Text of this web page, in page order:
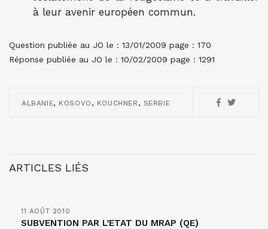
à leur avenir européen commun.
Question publiée au JO le : 13/01/2009 page : 170
Réponse publiée au JO le : 10/02/2009 page : 1291
ALBANIE, KOSOVO , KOUCHNER , SERBIE
ARTICLES LIÉS
11 AOÛT 2010
SUBVENTION PAR L’ETAT DU MRAP (QE)